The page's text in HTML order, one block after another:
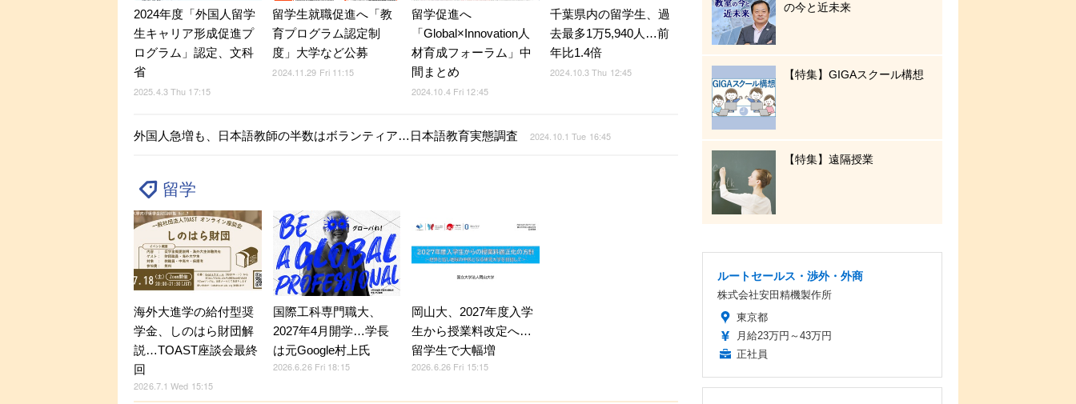
2024年度「外国人留学
生キャリア形成促進プ
ログラム」認定、文科
省
2025.4.3 Thu 17:15
留学生就職促進へ「教
育プログラム認定制
度」大学など公募
2024.11.29 Fri 11:15
留学促進へ
「Global×Innovation人
材育成フォーラム」中
間まとめ
2024.10.4 Fri 12:45
千葉県内の留学生、過
去最多1万5,940人…前
年比1.4倍
2024.10.3 Thu 12:45
外国人急増も、日本語教師の半数はボランティア…日本語教育実態調査 2024.10.1 Tue 16:45
留学
海外大進学の給付型奨
学金、しのはら財団解
説…TOAST座談会最終
回
2026.7.1 Wed 15:15
国際工科専門職大、
2027年4月開学…学長
は元Google村上氏
2026.6.26 Fri 18:15
岡山大、2027年度入学
生から授業料改定へ…
留学生で大幅増
2026.6.26 Fri 15:15
の今と近未来
【特集】GIGAスクール構想
【特集】遠隔授業
ルートセールス・渉外・外商
株式会社安田精機製作所
東京都
月給23万円～43万円
正社員